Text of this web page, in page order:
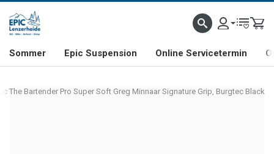
& FREERIDE-SPEZIALIST SCHWEIZER FIRMA SHOP & SHOWROOM IN
Sommer Epic Suspension Online Servicetermin
The Bartender Pro Super Soft Greg Minnaar Signature Grip, Burgtec Black